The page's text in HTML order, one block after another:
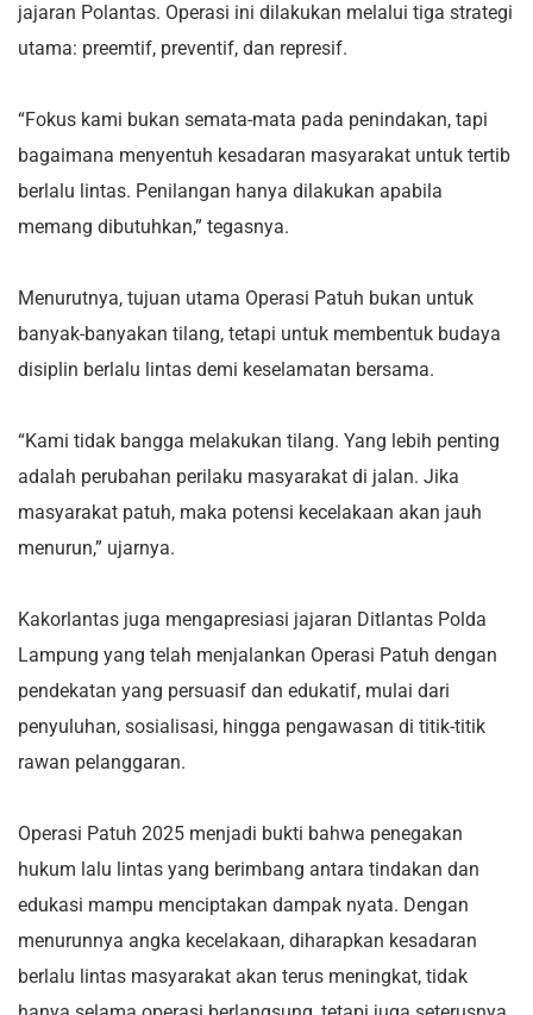
jajaran Polantas. Operasi ini dilakukan melalui tiga strategi
utama: preemtif, preventif, dan represif.
“Fokus kami bukan semata-mata pada penindakan, tapi
bagaimana menyentuh kesadaran masyarakat untuk tertib
berlalu lintas. Penilangan hanya dilakukan apabila
memang dibutuhkan,” tegasnya.
Menurutnya, tujuan utama Operasi Patuh bukan untuk
banyak-banyakan tilang, tetapi untuk membentuk budaya
disiplin berlalu lintas demi keselamatan bersama.
“Kami tidak bangga melakukan tilang. Yang lebih penting
adalah perubahan perilaku masyarakat di jalan. Jika
masyarakat patuh, maka potensi kecelakaan akan jauh
menurun,” ujarnya.
Kakorlantas juga mengapresiasi jajaran Ditlantas Polda
Lampung yang telah menjalankan Operasi Patuh dengan
pendekatan yang persuasif dan edukatif, mulai dari
penyuluhan, sosialisasi, hingga pengawasan di titik-titik
rawan pelanggaran.
Operasi Patuh 2025 menjadi bukti bahwa penegakan
hukum lalu lintas yang berimbang antara tindakan dan
edukasi mampu menciptakan dampak nyata. Dengan
menurunnya angka kecelakaan, diharapkan kesadaran
berlalu lintas masyarakat akan terus meningkat, tidak